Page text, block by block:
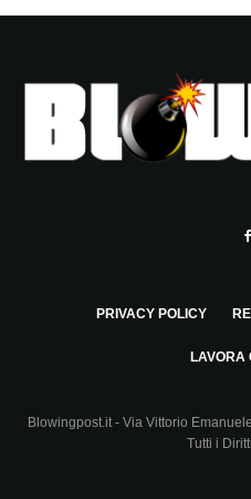
PRIVACY POLICY
LAVORA
Blowingpost.it - Via Vittorio
Tutti i